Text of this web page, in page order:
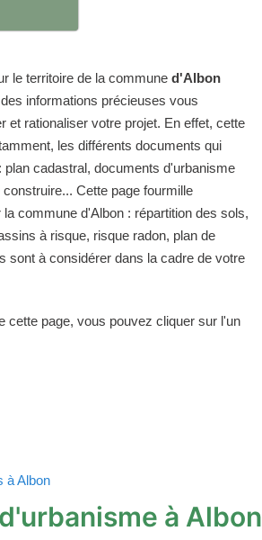
le territoire de la commune d'Albon
informations précieuses vous
et rationaliser votre projet. En effet, cette
les différents documents qui
cadastral, documents d'urbanisme
Cette page fourmille
commune d'Albon : répartition des sols,
à risque, risque radon, plan de
sont à considérer dans la cadre de votre
cette page, vous pouvez cliquer sur l'un
à Albon
à Albon